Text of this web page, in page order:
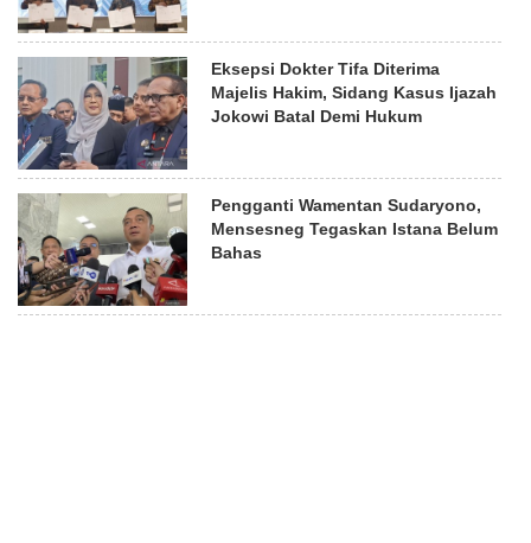
Eksepsi Dokter Tifa Diterima
Majelis Hakim, Sidang Kasus Ijazah
Jokowi Batal Demi Hukum
Pengganti Wamentan Sudaryono,
Mensesneg Tegaskan Istana Belum
Bahas